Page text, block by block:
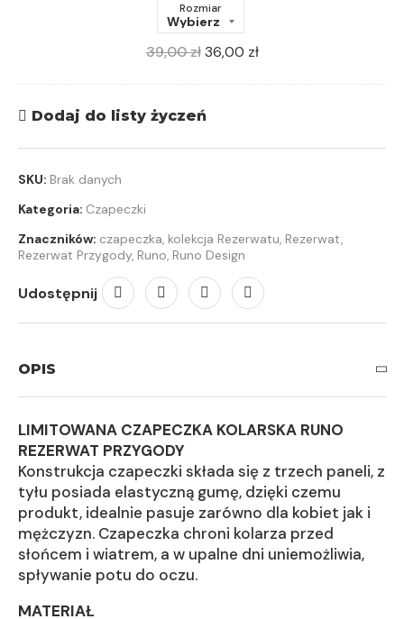
Rozmiar
39,00zł 36,00 zł
Dodaj do listy życzeń
SKU: Brak danych
Kategoria: Czapeczki
Znaczników: czapeczka, kolekcja Rezerwatu, Rezerwat,
Rezerwat Przygody, Runo, Runo Design
Udostępnij
OPIS
LIMITOWANA CZAPECZKA KOLARSKA RUNO
REZERWAT PRZYGODY
Konstrukcja czapeczki składa się z trzech paneli, z
tyłu posiada elastyczną gumę, dzięki czemu
produkt, idealnie pasuje zarówno dla kobiet jak i
mężczyzn. Czapeczka chroni kolarza przed
słońcem i wiatrem, a w upalne dni uniemożliwia,
spływanie potu do oczu.
MATERIAŁ